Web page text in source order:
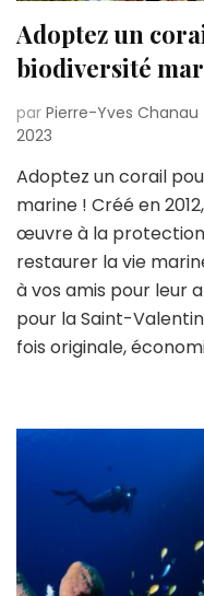
Adoptez un
biodiversité
par Pierre-Yves Chanau
2023
Adoptez un corail
marine ! Créé en
œuvre à la
restaurer la vie
à vos amis pour leur
pour la Saint-
fois originale,